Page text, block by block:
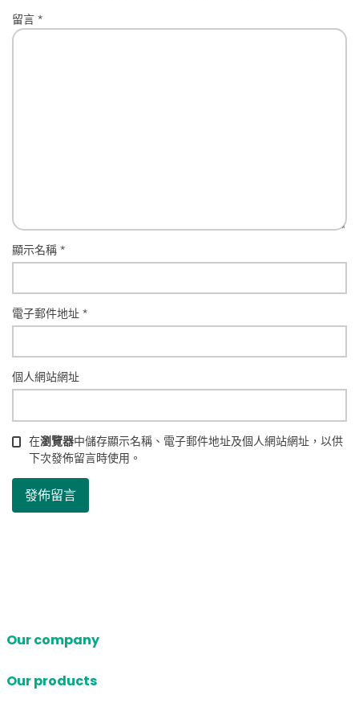
留言*
顯示名稱*
電子郵件地址*
個人網站網址
在瀏覽器中儲存顯示名稱、電子郵件地址及個人網站網址，以供
下次發佈留言時使用。
Our company
Our products